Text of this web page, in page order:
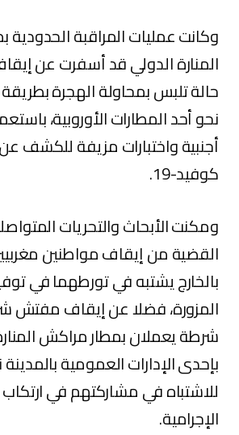
وكانت عمليات المراقبة
المنارة الدولي قد أسفرت عن
حالة تلبس بمحاولة الهجرة
نحو أحد المطارات الأوروبية،
أجنبية واختبارات مزيفة للكشف
كوفيد-19.
ومكنت الأبحاث والتحريات
القضية من إيقاف مواطنين
بالخارج يشتبه في تورطهما في
المزورة، فضلا عن إيقاف
شرطة يعملان بمطار مراكش
بإحدى الإدارات العمومية
للاشتباه في مشاركتهم في
الإجرامية.